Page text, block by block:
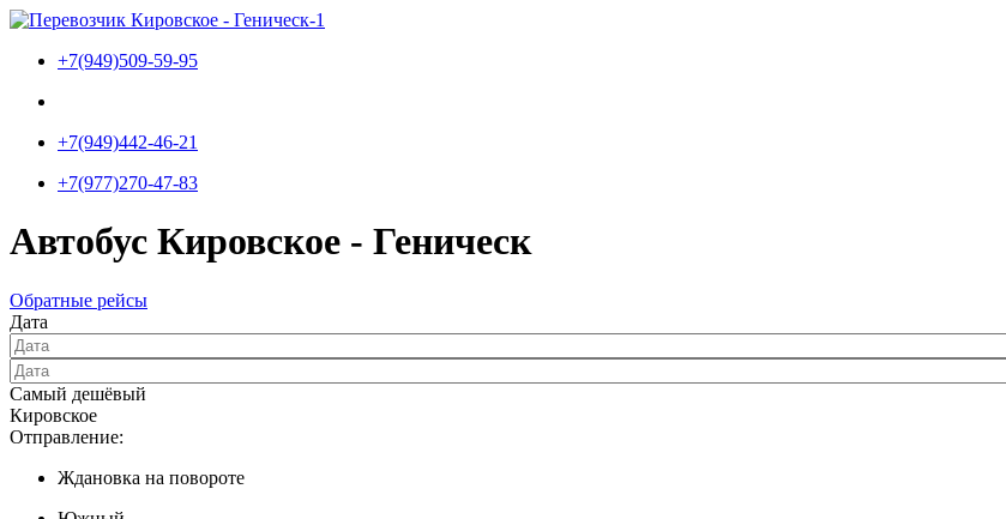
Перейти
содержимому
+7(949)509-59-95
+7(949)442-46-21
+7(977)270-47-83
Автобус Кировское - Геническ
Обратные рейсы
Дата
Самый дешёвый
Кировское
Отправление:
Ждановка на повороте